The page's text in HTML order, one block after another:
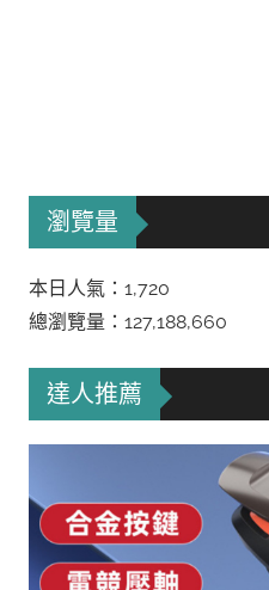
瀏覽量
本日人氣：1,720
總瀏覽量：127,188,660
達人推薦